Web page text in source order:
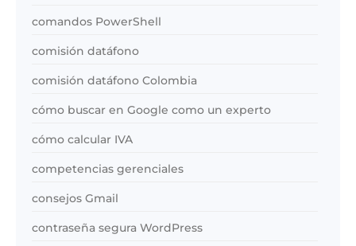
comandos PowerShell
comisión datáfono
comisión datáfono Colombia
cómo buscar en Google como un experto
cómo calcular IVA
competencias gerenciales
consejos Gmail
contraseña segura WordPress